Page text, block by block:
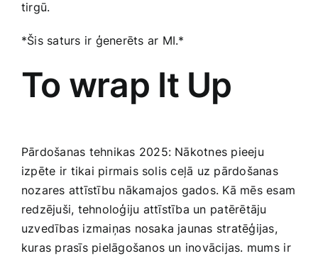
tirgū.
*Šis ‍saturs ir ‍ģenerēts ⁣ar MI.*
To wrap It Up
Pārdošanas tehnikas 2025: Nākotnes ‌pieeju
izpēte ir ⁤tikai pirmais solis ceļā uz pārdošanas
nozares attīstību​ nākamajos gados. Kā ​mēs esam
redzējuši, tehnoloģiju ⁤attīstība un⁢ patērētāju
uzvedības izmaiņas nosaka jaunas‍ stratēģijas,
kuras‌ prasīs pielāgošanos ‍un inovācijas. mums⁤ ir